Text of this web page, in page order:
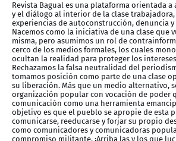
Revista Bagual es una plataforma orientada
y el diálogo al interior de la clase
experiencias de autoconstrucción, denuncia
Nacemos como la iniciativa de una clase que
misma, pero asumimos un rol de
cerco de los medios formales, los cuales
ocultan la realidad para proteger los
Rechazamos la falsa neutralidad del
tomamos posición como parte de una clase
su liberación. Más que un medio alternativo,
organización popular con vocación de poder
comunicación como una herramienta
objetivo es que el pueblo se apropie de esta
comunicarse, reeducarse y forjar su propio
como comunicadores y comunicadoras
compromiso militante. ¡Arriba las y los que